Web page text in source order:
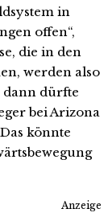
in
offen“,
die in den
werden also
dann dürfte
bei Arizona
könnte
Anzeige